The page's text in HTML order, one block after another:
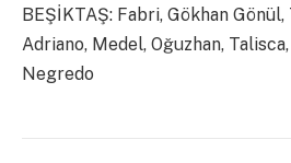
BEŞİKTAŞ: Fabri, Gökhan
Adriano, Medel, Oğuzhan, Talisca,
Negredo